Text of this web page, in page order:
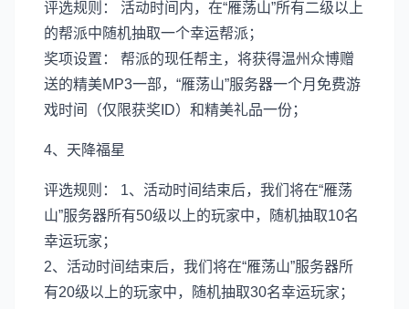
评选规则： 活动时间内，在“雁荡山”所有二级以上
的帮派中随机抽取一个幸运帮派；
奖项设置： 帮派的现任帮主，将获得温州众博赠
送的精美MP3一部，“雁荡山”服务器一个月免费游
戏时间（仅限获奖ID）和精美礼品一份；
4、天降福星
评选规则： 1、活动时间结束后，我们将在“雁荡
山”服务器所有50级以上的玩家中，随机抽取10名
幸运玩家；
2、活动时间结束后，我们将在“雁荡山”服务器所
有20级以上的玩家中，随机抽取30名幸运玩家；